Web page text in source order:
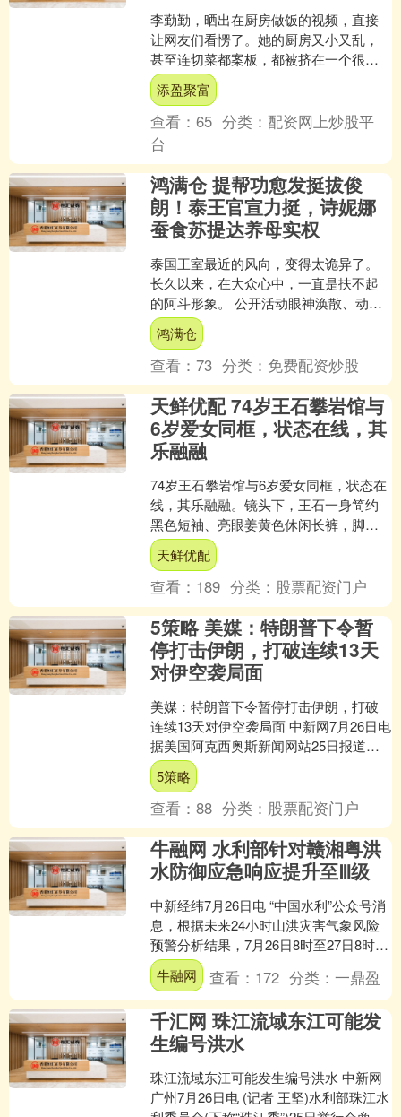
李勤勤，晒出在厨房做饭的视频，直接
让网友们看愣了。​她的厨房又小又乱，
甚至连切菜都案板，都被挤在一个很小
的角落，旁边盆碗、杂物堆得满满当
当，看起来连炒菜都施展不....
添盈聚富
查看：65 分类： 配资网上炒股平
台
鸿满仓 提帮功愈发挺拔俊
朗！泰王官宣力挺，诗妮娜
蚕食苏提达养母实权
泰国王室最近的风向，变得太诡异了。
长久以来，在大众心中，一直是扶不起
的阿斗形象。 公开活动眼神涣散、动作
僵硬，连基础的王室礼仪都需要工作人
员贴身提醒，频频闹出....
鸿满仓
查看：73 分类： 免费配资炒股
天鲜优配 74岁王石攀岩馆与
6岁爱女同框，状态在线，其
乐融融
74岁王石攀岩馆与6岁爱女同框，状态在
线，其乐融融。镜头下，王石一身简约
黑色短袖、亮眼姜黄色休闲长裤，脚踩
休闲拖鞋，穿搭潮流简约；虽已是古稀
之年，身姿挺拔，精神....
天鲜优配
查看： 189 分类： 股票配资门户
5策略 美媒：特朗普下令暂
停打击伊朗，打破连续13天
对伊空袭局面
美媒：特朗普下令暂停打击伊朗，打破
连续13天对伊空袭局面 中新网7月26日电
据美国阿克西奥斯新闻网站25日报道，
据两位知情人士透露，美国总统特朗普
24日命令美....
5策略
查看：88 分类： 股票配资门户
牛融网 水利部针对赣湘粤洪
水防御应急响应提升至Ⅲ级
中新经纬7月26日电 “中国水利”公众号消
息，根据未来24小时山洪灾害气象风险
预警分析结果，7月26日8时至27日8时，
江西、湖南、广东三省连片区域的43个
县达....
牛融网 查看： 172 分类：一鼎盈
千汇网 珠江流域东江可能发
生编号洪水
珠江流域东江可能发生编号洪水 中新网
广州7月26日电 (记者 王坚)水利部珠江水